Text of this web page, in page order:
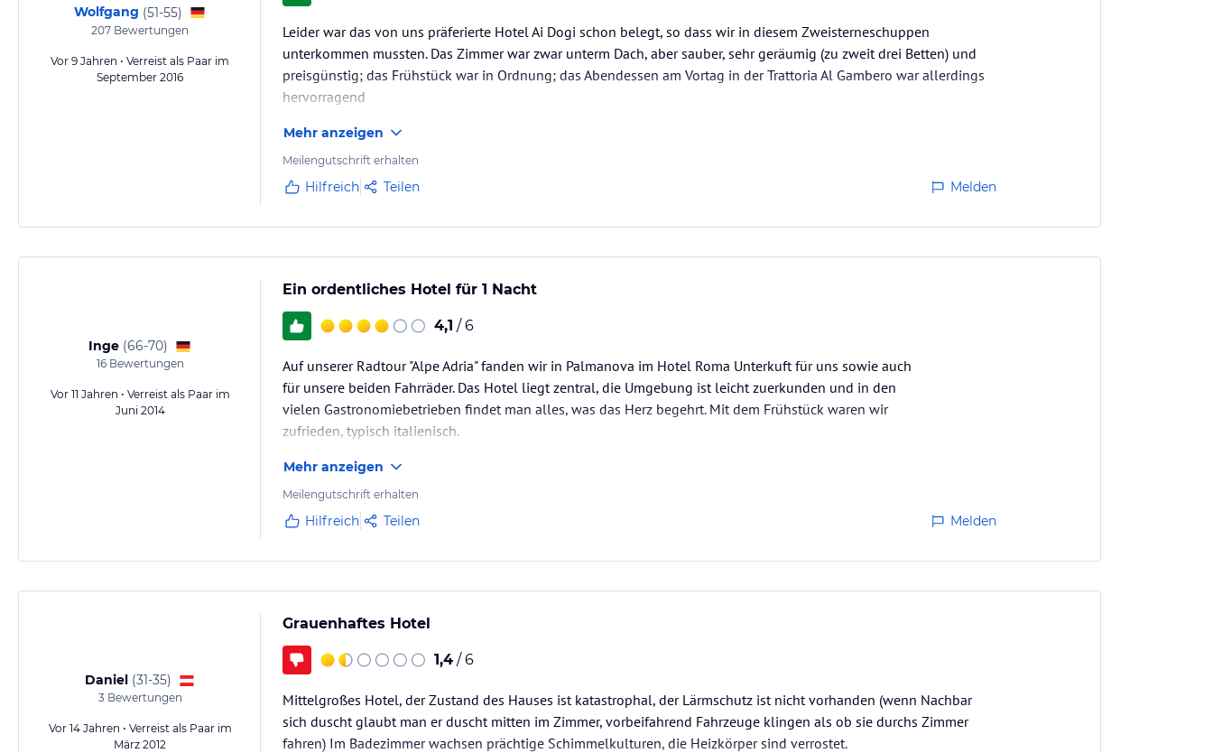
Wolfgang (51-55)
207 Bewertungen
Vor 9 Jahren • Verreist als Paar im
September 2016
Leider war das von uns präferierte Hotel Ai Dogi schon belegt, so dass wir in diesem Zweisterneschuppen
unterkommen mussten. Das Zimmer war zwar unterm Dach, aber sauber, sehr geräumig (zu zweit drei Betten) und
preisgünstig; das Frühstück war in Ordnung; das Abendessen am Vortag in der Trattoria Al Gambero war allerdings
hervorragend
Mehr anzeigen
Meilengutschrift erhalten
Hilfreich Teilen Melden
Inge (66-70)
16Bewertungen
Vor 11 Jahren • Verreist als Paar im
Juni 2014
Ein ordentliches Hotel für 1 Nacht
4,1 / 6
Auf unserer Radtour "Alpe Adria" fanden wir in Palmanova im Hotel Roma Unterkuft für uns sowie auch
für unsere beiden Fahrräder. Das Hotel liegt zentral, die Umgebung ist leicht zuerkunden und in den
vielen Gastronomiebetrieben findet man alles, was das Herz begehrt. Mit dem Frühstück waren wir
zufrieden, typisch italienisch.
Mehr anzeigen
Meilengutschrift erhalten
Hilfreich Teilen Melden
Daniel (31-35)
3Bewertungen
Vor 14 Jahren • Verreist als Paar im
März 2012
Grauenhaftes Hotel
1,4 / 6
Mittelgroßes Hotel, der Zustand des Hauses ist katastrophal, der Lärmschutz ist nicht vorhanden (wenn Nachbar
sich duscht glaubt man er duscht mitten im Zimmer, vorbeifahrend Fahrzeuge klingen als ob sie durchs Zimmer
fahren) Im Badezimmer wachsen prächtige Schimmelkulturen, die Heizkörper sind verrostet.